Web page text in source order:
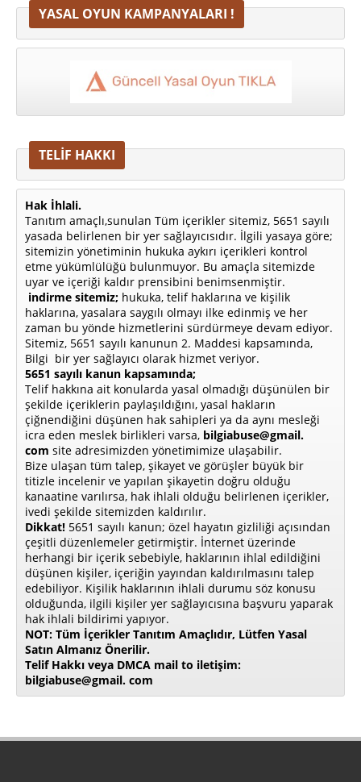
YASAL OYUN KAMPANYALARI !
TELİF HAKKI
Hak İhlali.
Tanıtım amaçlı,sunulan Tüm içerikler sitemiz, 5651 sayılı
yasada belirlenen bir yer sağlayıcısıdır. İlgili yasaya göre;
sitemizin yönetiminin hukuka aykırı içerikleri kontrol
etme yükümlülüğü bulunmuyor. Bu amaçla sitemizde
uyar ve içeriği kaldır prensibini benimsenmiştir.
indirme sitemiz; hukuka, telif haklarına ve kişilik
haklarına, yasalara saygılı olmayı ilke edinmiş ve her
zaman bu yönde hizmetlerini sürdürmeye devam ediyor.
Sitemiz, 5651 sayılı kanunun 2. Maddesi kapsamında,
Bilgi bir yer sağlayıcı olarak hizmet veriyor.
5651 sayılı kanun kapsamında;
Telif hakkına ait konularda yasal olmadığı düşünülen bir
şekilde içeriklerin paylaşıldığını, yasal hakların
çiğnendiğini düşünen hak sahipleri ya da aynı mesleği
icra eden meslek birlikleri varsa, bilgiabuse@gmail.
com site adresimizden yönetimimize ulaşabilir.
Bize ulaşan tüm talep, şikayet ve görüşler büyük bir
titizle incelenir ve yapılan şikayetin doğru olduğu
kanaatine varılırsa, hak ihlali olduğu belirlenen içerikler,
ivedi şekilde sitemizden kaldırılır.
Dikkat! 5651 sayılı kanun; özel hayatın gizliliği açısından
çeşitli düzenlemeler getirmiştir. İnternet üzerinde
herhangi bir içerik sebebiyle, haklarının ihlal edildiğini
düşünen kişiler, içeriğin yayından kaldırılmasını talep
edebiliyor. Kişilik haklarının ihlali durumu söz konusu
olduğunda, ilgili kişiler yer sağlayıcısına başvuru yaparak
hak ihlali bildirimi yapıyor.
NOT: Tüm İçerikler Tanıtım Amaçlıdır, Lütfen Yasal
Satın Almanız Önerilir.
Telif Hakkı veya DMCA mail to iletişim:
bilgiabuse@gmail. com